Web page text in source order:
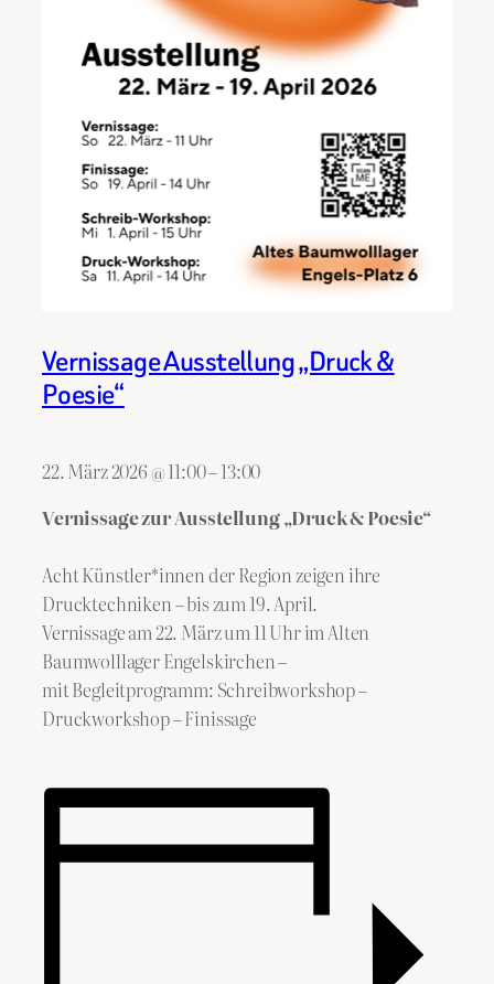
Vernissage Ausstellung „Druck &
Poesie“
22. März 2026@11:00–13:00
Vernissage zurAusstellung „Druck & Poesie“
Acht Künstler*innen der Region zeigen ihre
Drucktechniken – bis zum 19. April.
Vernissage am 22. März um 11 Uhr im Alten
Baumwolllager Engelskirchen –
mit Begleitprogramm: Schreibworkshop –
Druckworkshop – Finissage